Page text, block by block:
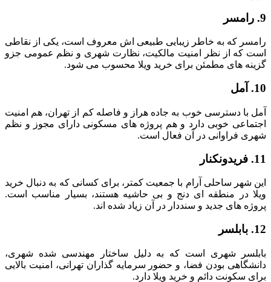
9. رامسر
رامسر که به خاطر زیبایی طبیعی اش معروف است، یکی از نقاطی
است که از نظر امنیت مالکیت، نظارت شهری و نظم عمومی جزو
گزینه های مطمئن برای خرید ویلا محسوب می شود.
10. آمل
آمل با دسترسی خوب به جاده هراز و فاصله کم از تهران، هم امنیت
اجتماعی خوبی دارد و هم پروژه های مسکونی دارای مجوز و نظم
شهری فراوانی در آن فعال است.
11. فریدونکنار
این شهر ساحلی آرام با جمعیت کمتر، برای کسانی که به دنبال خرید
ویلا در منطقه ای دنج و بی حاشیه هستند، بسیار مناسب است.
پروژه های جدید و سنددار در آن زیاد شده اند.
12. بابلسر
بابلسر شهری است که به دلیل ساختار مهندسی شده شهری،
دانشگاهی بودن فضا، و حضور سرمایه گذاران تهرانی، امنیت بالایی
برای سکونت دائم و خرید ویلا دارد.